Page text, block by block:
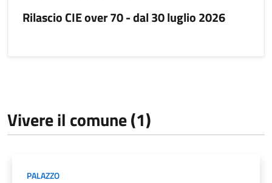
Rilascio CIE over 70 - dal 30 luglio 2026
Vivere il comune (1)
PALAZZO